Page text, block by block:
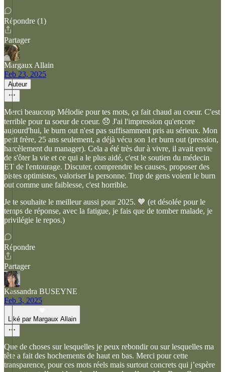
Répondre (1)
Partager
Margaux Allain
Feb 23, 2025
Auteur
Merci beaucoup Mélodie pour tes mots, ça fait chaud au coeur. C'est
terrible pour ta soeur de coeur. 😞 J'ai l'impression qu'encore
aujourd'hui, le burn out n'est pas suffisamment pris au sérieux. Mon
petit frère, 25 ans seulement, a déjà vécu son 1er burn out (pression,
harcèlement du manager). Cela a été très dur à vivre, il avait envie
de s'ôter la vie et ce qui a le plus aidé, c'est le soutien du médecin
ET de l'entourage. Discuter, comprendre les causes, proposer des
pistes optimistes, valoriser la personne. Trop de gens voient le burn
out comme une faiblesse, c'est horrible.
Je te souhaite le meilleur aussi pour 2025. 🧡 (et désolée pour le
temps de réponse, avec la fatigue, je fais que de tomber malade, je
privilégie le repos.)
Répondre
Partager
Kassandra BUSEYNE
Feb 3, 2025
Liké par Margaux Allain
Que de choses sur lesquelles je peux rebondir ou sur lesquelles ma
tête a fait des hochements de haut en bas. Merci pour cette
transparence, pour ces mots réels mais surtout concrets qui j’espère